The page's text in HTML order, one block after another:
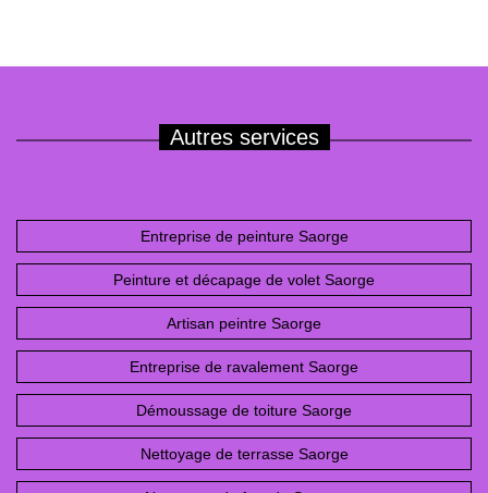
Autres services
Entreprise de peinture Saorge
Peinture et décapage de volet Saorge
Artisan peintre Saorge
Entreprise de ravalement Saorge
Démoussage de toiture Saorge
Nettoyage de terrasse Saorge